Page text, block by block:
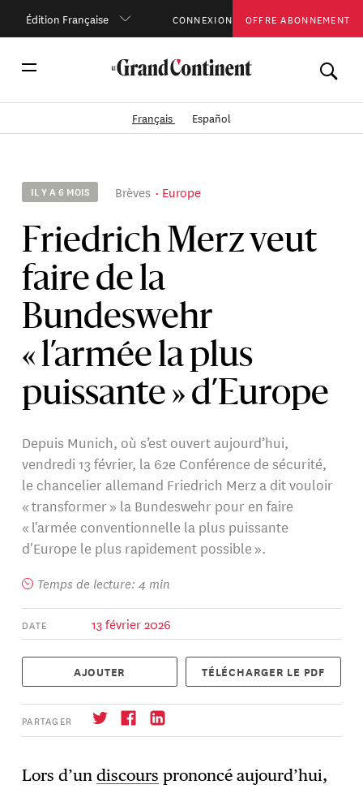
Édition Française CONNEXION OFFRE ABONNEMENT
Français Español
IL Y A 6 MOIS Brèves Europe
Friedrich Merz veut
faire de la
Bundeswehr
« l’armée la plus
puissante » d’Europe
Depuis Munich, où s’est ouvert aujourd’hui,
vendredi 13 février, la 62e Conférence de sécurité,
le chancelier allemand Friedrich Merz a dit vouloir
« transformer » la Bundeswehr pour en faire
« l'armée conventionnelle la plus puissante
d'Europe le plus rapidement possible ».
Temps de lecture: 4 min
DATE 13 février 2026
AJOUTER TÉLÉCHARGER LE PDF
PARTAGER
Lors d’undiscours prononcé aujourd’hui,